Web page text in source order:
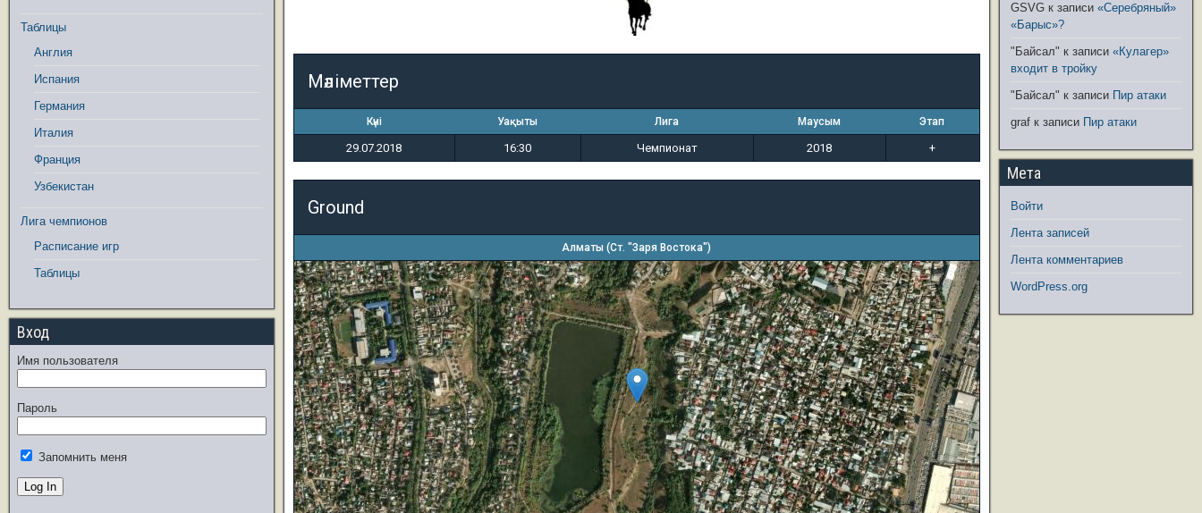
Мәліметтер
Күні Уақыты Лига Маусым Этап
29.07.2018 16:30 Чемпионат 2018 +
Ground
Алматы (Ст. "Заря Востока")
Таблицы
Англия
Испания
Германия
Италия
Франция
Узбекистан
Лига чемпионов
Расписание игр
Таблицы
Вход
Имя пользователя
Пароль
Запомнить меня
GSVG к записи«Серебряный»
«Барыс»?
"Байсал" к записи«Кулагер»
входит в тройку
"Байсал" к записи Пир атаки
graf к записи Пир атаки
Мета
Войти
Лента записей
Лента комментариев
WordPress.org